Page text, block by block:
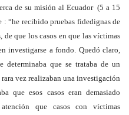
de su misión al Ecuador (5 a 15
“he recibido pruebas fidedignas de
que los casos en que las víctimas
investigarse a fondo. Quedó claro,
determinaba que se trataba de un
vez realizaban una investigación
que esos casos eran demasiado
que casos con víctimas